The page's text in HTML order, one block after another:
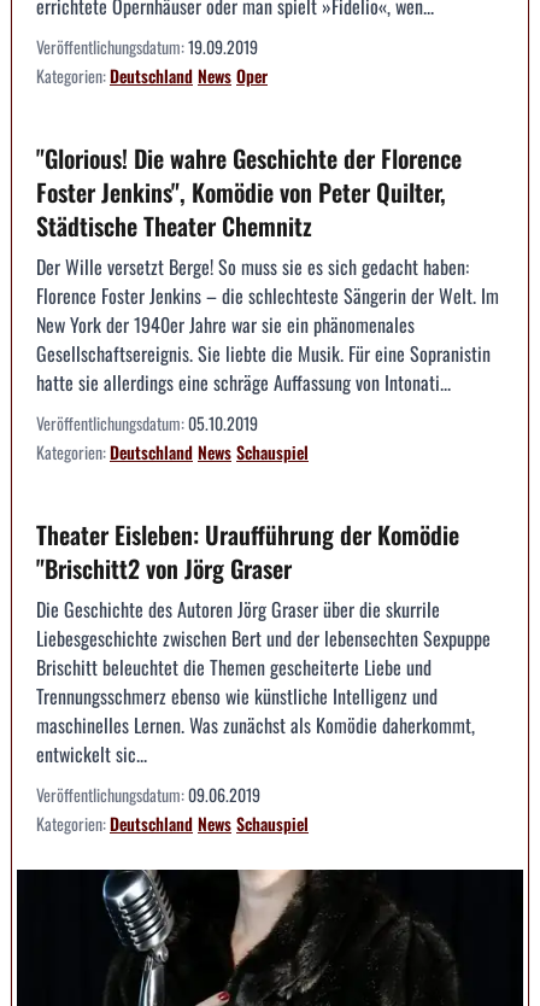
errichtete Opernhäuser oder man spielt »Fidelio«, wen...
Veröffentlichungsdatum:19.09.2019
Kategorien:DeutschlandNewsOper
"Glorious! Die wahre Geschichte der Florence
Foster Jenkins", Komödie von Peter Quilter,
Städtische Theater Chemnitz
Der Wille versetzt Berge! So muss sie es sich gedacht haben:
Florence Foster Jenkins – die schlechteste Sängerin der Welt. Im
New York der 1940er Jahre war sie ein phänomenales
Gesellschaftsereignis. Sie liebte die Musik. Für eine Sopranistin
hatte sie allerdings eine schräge Auffassung von Intonati...
Veröffentlichungsdatum:05.10.2019
Kategorien:DeutschlandNewsSchauspiel
Theater Eisleben: Uraufführung der Komödie
"Brischitt2 von Jörg Graser
Die Geschichte des Autoren Jörg Graser über die skurrile
Liebesgeschichte zwischen Bert und der lebensechten Sexpuppe
Brischitt beleuchtet die Themen gescheiterte Liebe und
Trennungsschmerz ebenso wie künstliche Intelligenz und
maschinelles Lernen. Was zunächst als Komödie daherkommt,
entwickelt sic...
Veröffentlichungsdatum:09.06.2019
Kategorien:DeutschlandNewsSchauspiel